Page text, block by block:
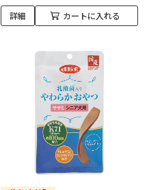
詳細 カートに入れる